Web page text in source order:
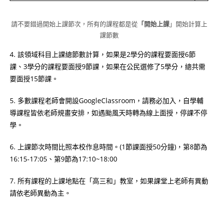
請不要錯過開始上課節次，所有的課程都是從「開始上課」開始計算上
課節數
4. 該領域科目上課總節數計算，如果是2學分的課程要面授6節
課、3學分的課程要面授9節課，如果在公民選修了5學分，總共需
要面授15節課。
5. 多數課程老師會開設GoogleClassroom，請務必加入，自學輔
導課程皆依老師規畫安排，如遇颱風天時轉為線上面授，停課不停
學。
6. 上課節次時間比照本校作息時間。(1節課面授50分鐘)，第8節為
16:15-17:05、第9節為17:10~18:00
7. 所有課程的上課地點在「高三和」教室，如果課堂上老師有異動
請依老師異動為主。